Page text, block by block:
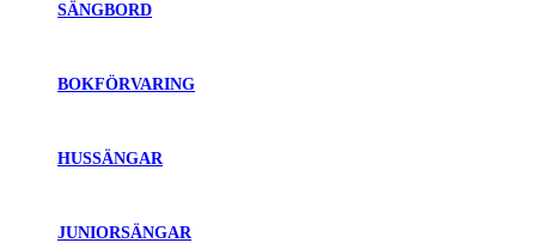
SÄNGBORD
BOKFÖRVARING
HUSSÄNGAR
JUNIORSÄNGAR